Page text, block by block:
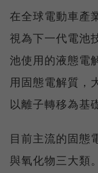
在全球電動車產
視為下一代電池
池使用的液態電
用固態電解質，
以離子轉移為基
目前主流的固態
與氧化物三大類